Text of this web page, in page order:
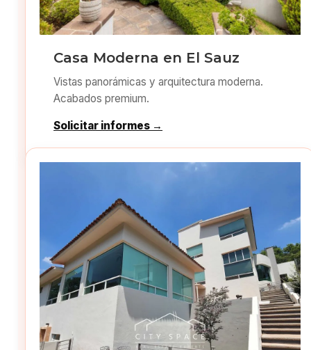
Casa Moderna en El Sauz
Vistas panorámicas y arquitectura moderna.
Acabados premium.
Solicitar informes →